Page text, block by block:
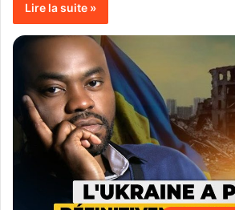
Lire la suite »